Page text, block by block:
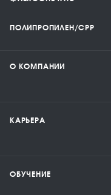
ПОЛИПРОПИЛЕН/CPP
О КОМПАНИИ
КАРЬЕРА
ОБУЧЕНИЕ